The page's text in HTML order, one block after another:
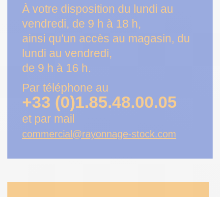
À votre disposition du lundi au
vendredi, de 9 h à 18 h,
ainsi qu'un accès au magasin, du
lundi au vendredi,
de 9 h à 16 h.
Par téléphone au
+33 (0)1.85.48.00.05
et par mail
commercial@rayonnage-stock.com